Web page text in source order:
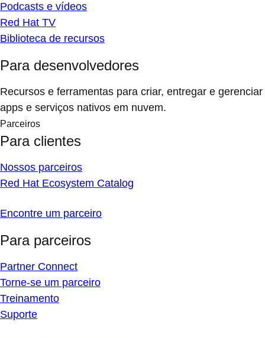
Podcasts e vídeos
Red Hat TV
Biblioteca de recursos
Para desenvolvedores
Recursos e ferramentas para criar, entregar e gerenciar
apps e serviços nativos em nuvem.
Parceiros
Para clientes
Nossos parceiros
Red Hat Ecosystem Catalog
Encontre um parceiro
Para parceiros
Partner Connect
Torne-se um parceiro
Treinamento
Suporte